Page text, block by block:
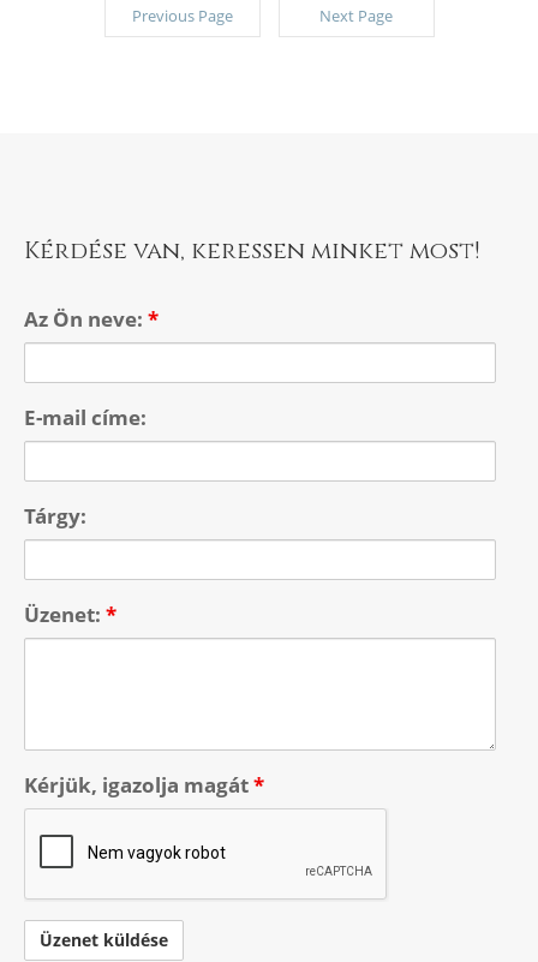
Previous Page Next Page
Kérdése van, keressen minket most!
Az Ön neve: *
E-mail címe:
Tárgy:
Üzenet: *
Kérjük, igazolja magát*